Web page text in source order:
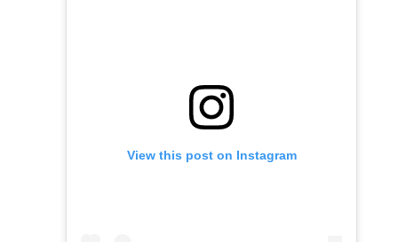
View this post on Instagram